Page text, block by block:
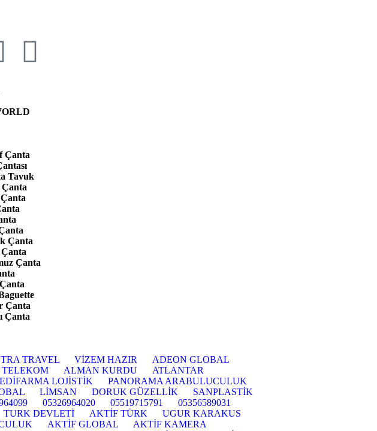
Çanta
Tavuk
Çanta
Çanta
Çanta
Çanta
TRAVEL VİZEM HAZIR
ADEON GLOBAL
TELEKOM ALMAN KURDU
ATLANTAR
LOJİSTİK
PANORAMA ARABULUCULUK
LİMSAN DORUK GÜZELLİK
SANPLASTİK
05326964020 05519715791
05356589031
TURK DEVLETİ AKTİF TÜRK
UGUR KARAKUS
AKTİF GLOBAL
AKTİF KAMERA